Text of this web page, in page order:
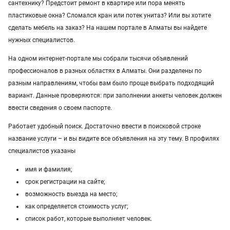
Услуги в Семее
Услуги в Казахстане
сантехнику? Предстоит ремонт в квартире или пора менять
пластиковые окна? Сломался кран или потек унитаз? Или вы хотите
сделать мебель на заказ? На нашем портале в Алматы вы найдете
нужных специалистов.
На одном интернет-портале мы собрали тысячи объявлений
профессионалов в разных областях в Алматы. Они разделены по
разным направлениям, чтобы вам было проще выбрать подходящий
вариант. Данные проверяются: при заполнении анкеты человек должен
ввести сведения о своем паспорте.
Работает удобный поиск. Достаточно ввести в поисковой строке
название услуги – и вы видите все объявления на эту тему. В профилях
специалистов указаны
имя и фамилия;
срок регистрации на сайте;
возможность выезда на место;
как определяется стоимость услуг;
список работ, которые выполняет человек.